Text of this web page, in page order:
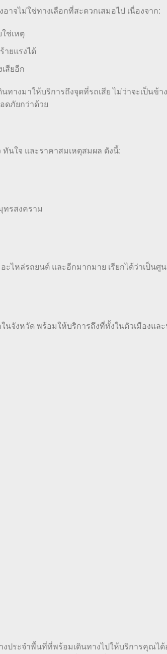
าจไม่ใช่ทางเลือกที่สะดวกเสมอไป เนื่องจาก:
ช่เหตุ
ายแรงได้
สียอีก
ทางมาให้บริการถึงจุดที่รถเสีย ไม่ว่าจะเป็นข้า
ดภัยกว่าด้วย
นใจ และราคาสมเหตุสมผล ดังนี้:
ทรสงคราม
ะไหล่รถยนต์ และอีกมากมาย เรียกได้ว่าเป็นศู
นจังหวัด พร้อมให้บริการถึงที่ทั้งในตัวเมืองและ
ประจำพื้นที่ที่พร้อมเดินทางไปให้บริการคุณได้